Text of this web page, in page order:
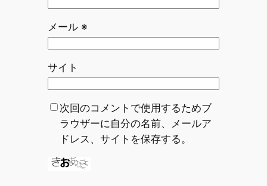
メール ※
サイト
次回のコメントで使用するためブ
ラウザーに自分の名前、メールア
ドレス、サイトを保存する。